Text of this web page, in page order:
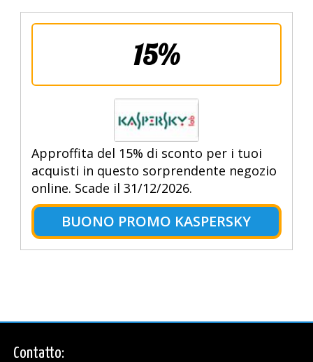
15%
Approffita del 15% di sconto per i tuoi
acquisti in questo sorprendente negozio
online. Scade il 31/12/2026.
BUONO PROMO KASPERSKY
Contatto: